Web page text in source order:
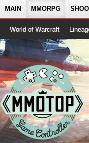
MAIN MMORPG
World of Warcraft